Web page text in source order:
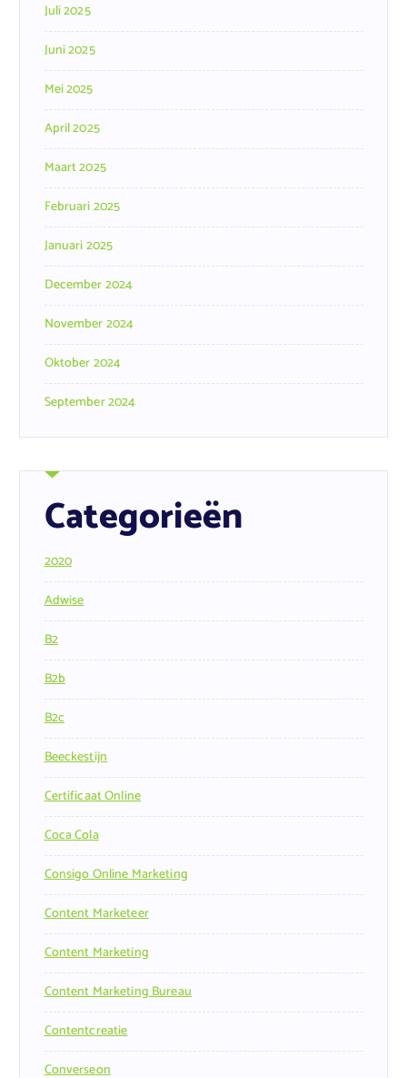
Juli 2025
Juni 2025
Mei 2025
April 2025
Maart 2025
Februari 2025
Januari 2025
December 2024
November 2024
Oktober 2024
September 2024
Categorieën
2020
Adwise
B2
B2b
B2c
Beeckestijn
Certificaat Online
Coca Cola
Consigo Online Marketing
Content Marketeer
Content Marketing
Content Marketing Bureau
Contentcreatie
Converseon